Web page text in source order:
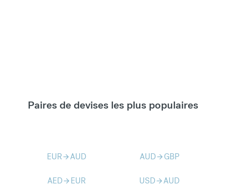
Paires de devises les plus populaires
EURarrow_forwardAUD AUDarrow_forward GBP
AEDarrow_forward EUR USDarrow_forwardAUD